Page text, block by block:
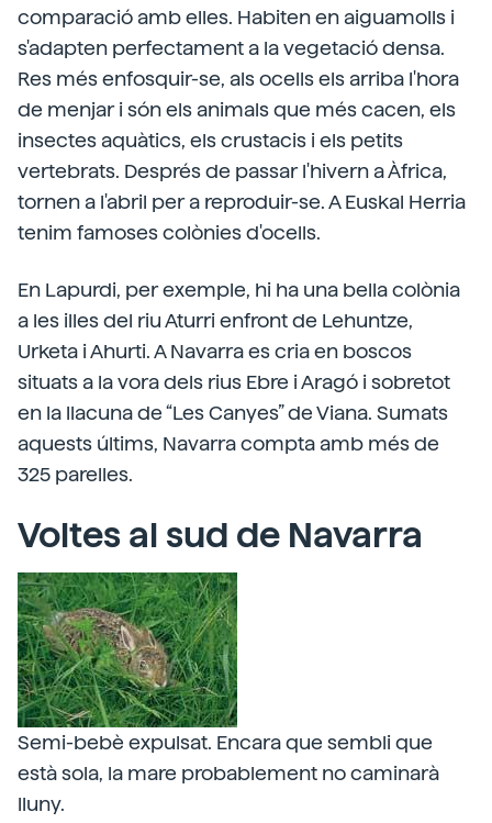
comparació amb elles. Habiten en aiguamolls i
s'adapten perfectament a la vegetació densa.
Res més enfosquir-se, als ocells els arriba l'hora
de menjar i són els animals que més cacen, els
insectes aquàtics, els crustacis i els petits
vertebrats. Després de passar l'hivern a Àfrica,
tornen a l'abril per a reproduir-se. A Euskal Herria
tenim famoses colònies d'ocells.
En Lapurdi, per exemple, hi ha una bella colònia
a les illes del riu Aturri enfront de Lehuntze,
Urketa i Ahurti. A Navarra es cria en boscos
situats a la vora dels rius Ebre i Aragó i sobretot
en la llacuna de “Les Canyes” de Viana. Sumats
aquests últims, Navarra compta amb més de
325 parelles.
Voltes al sud de Navarra
Semi-bebè expulsat. Encara que sembli que
està sola, la mare probablement no caminarà
lluny.